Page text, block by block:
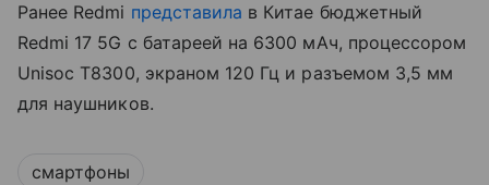
Ранее Redmi представила в Китае бюджетный
Redmi 17 5G с батареей на 6300 мАч, процессором
Unisoc T8300, экраном 120 Гц и разъемом 3,5 мм
для наушников.
смартфоны